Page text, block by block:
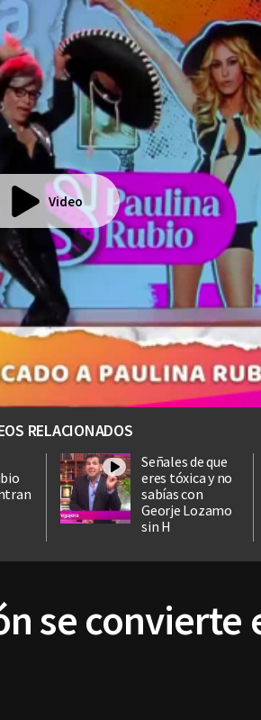
Video
RELACIONADOS
Señales de que
eres tóxica y no
sabías con
Georje Lozamo
sin H
se convierte